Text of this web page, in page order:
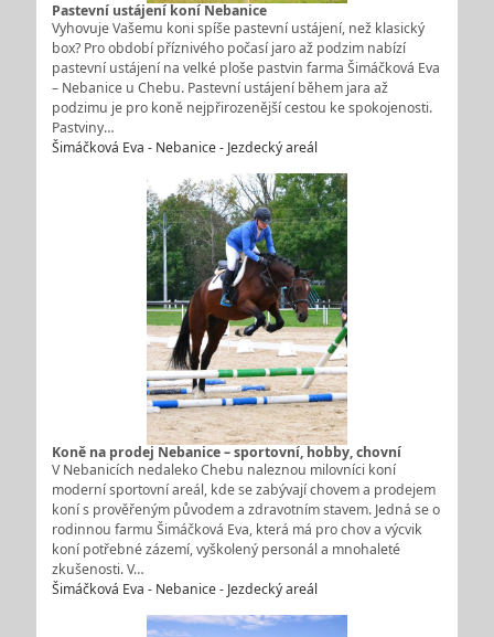
Pastevní ustájení koní Nebanice
Vyhovuje Vašemu koni spíše pastevní ustájení, než klasický
box? Pro období příznivého počasí jaro až podzim nabízí
pastevní ustájení na velké ploše pastvin farma Šimáčková Eva
– Nebanice u Chebu. Pastevní ustájení během jara až
podzimu je pro koně nejpřirozenější cestou ke spokojenosti.
Pastviny…
Šimáčková Eva - Nebanice - Jezdecký areál
Koně na prodej Nebanice – sportovní, hobby, chovní
V Nebanicích nedaleko Chebu naleznou milovníci koní
moderní sportovní areál, kde se zabývají chovem a prodejem
koní s prověřeným původem a zdravotním stavem. Jedná se o
rodinnou farmu Šimáčková Eva, která má pro chov a výcvik
koní potřebné zázemí, vyškolený personál a mnohaleté
zkušenosti. V…
Šimáčková Eva - Nebanice - Jezdecký areál